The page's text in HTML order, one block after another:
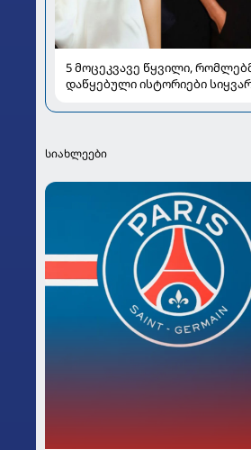
5 მოცეკვავე წყვილი,
დაწყებული ისტორიები
სიახლეები